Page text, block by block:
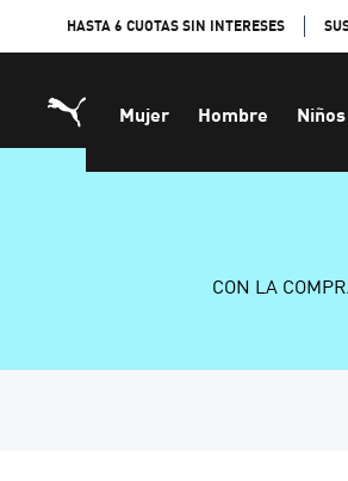
HASTA 6 CUOTAS SIN INTERESES
Mujer Hombre Niños
CON LA